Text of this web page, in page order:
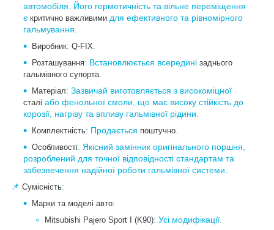
автомобіля. Його герметичність та вільне переміщення
є критично важливими для ефективного та рівномірного
гальмування.
Виробник: Q-FIX
Розташування: Встановлюється всередині заднього
гальмівного супорта
Матеріал: Зазвичай виготовляється з високоміцної
сталі або фенольної смоли, що має високу стійкість до
корозії, нагріву та впливу гальмівної рідини.
Комплектність: Продається поштучно
Особливості: Якісний замінник оригінального поршня,
розроблений для точної відповідності стандартам та
забезпечення надійної роботи гальмівної системи.
📌 Сумісність:
Марки та моделі авто:
Mitsubishi Pajero Sport I (K90): Усі модифікації.